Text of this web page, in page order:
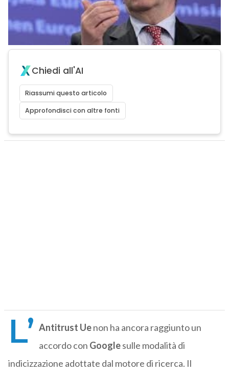
Chiedi all'AI
Riassumi questo articolo
Approfondisci con altre fonti
L’ Antitrust Uenon ha ancora raggiunto un
accordo con Googlesulle modalità di
indicizzazione adottate dal motore di ricerca. Il